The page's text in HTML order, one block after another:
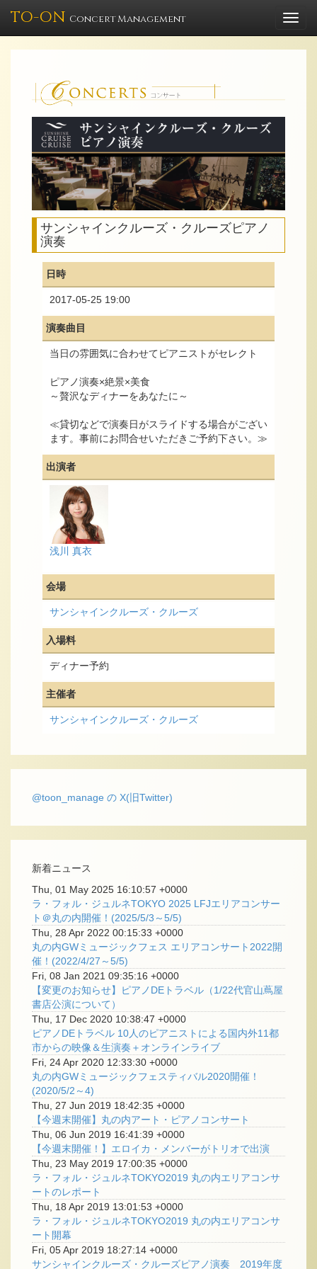
TO-ON Concert Management
サンシャインクルーズ・クルーズピアノ
演奏
日時
2017-05-25 19:00
演奏曲目
当日の雰囲気に合わせてピアニストがセレクト
ピアノ演奏×絶景×美食
～贅沢なディナーをあなたに～
≪貸切などで演奏日がスライドする場合がござい
ます。事前にお問合せいただきご予約下さい。≫
出演者
浅川 真衣
会場
サンシャインクルーズ・クルーズ
入場料
ディナー予約
主催者
サンシャインクルーズ・クルーズ
@toon_manage の X(旧Twitter)
新着ニュース
Thu, 01 May 2025 16:10:57 +0000
ラ・フォル・ジュルネTOKYO 2025 LFJエリアコンサー
ト＠丸の内開催！(2025/5/3～5/5)
Thu, 28 Apr 2022 00:15:33 +0000
丸の内GWミュージックフェス エリアコンサート2022開
催！(2022/4/27～5/5)
Fri, 08 Jan 2021 09:35:16 +0000
【変更のお知らせ】ピアノDEトラベル（1/22代官山蔦屋
書店公演について）
Thu, 17 Dec 2020 10:38:47 +0000
ピアノDEトラベル 10人のピアニストによる国内外11都
市からの映像＆生演奏＋オンラインライブ
Fri, 24 Apr 2020 12:33:30 +0000
丸の内GWミュージックフェスティバル2020開催！
(2020/5/2～4)
Thu, 27 Jun 2019 18:42:35 +0000
【今週末開催】丸の内アート・ピアノコンサート
Thu, 06 Jun 2019 16:41:39 +0000
【今週末開催！】エロイカ・メンバーがトリオで出演
Thu, 23 May 2019 17:00:35 +0000
ラ・フォル・ジュルネTOKYO2019 丸の内エリアコンサ
ートのレポート
Thu, 18 Apr 2019 13:01:53 +0000
ラ・フォル・ジュルネTOKYO2019 丸の内エリアコンサ
ート開幕
Fri, 05 Apr 2019 18:27:14 +0000
サンシャインクルーズ・クルーズピアノ演奏 2019年度